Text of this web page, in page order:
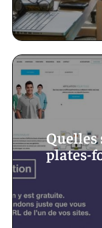
Quelles
plates-